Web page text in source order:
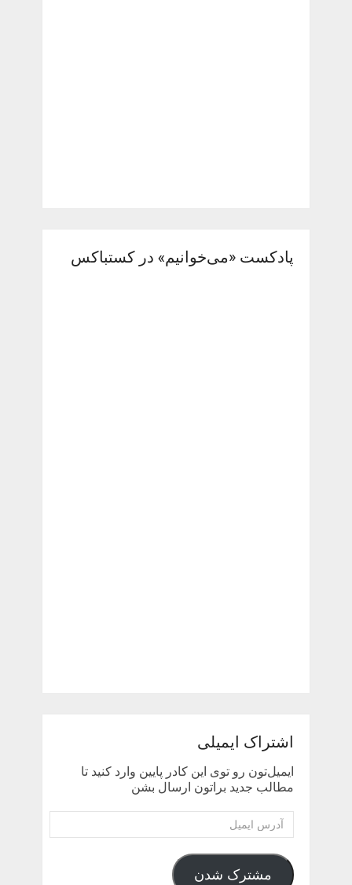
پادکست «می‌خوانیم» در کستباکس
اشتراک ایمیلی
ایمیل‌تون رو توی این کادر پایین وارد کنید تا
مطالب جدید براتون ارسال بشن
آدرس
ایمیل
مشترک شدن